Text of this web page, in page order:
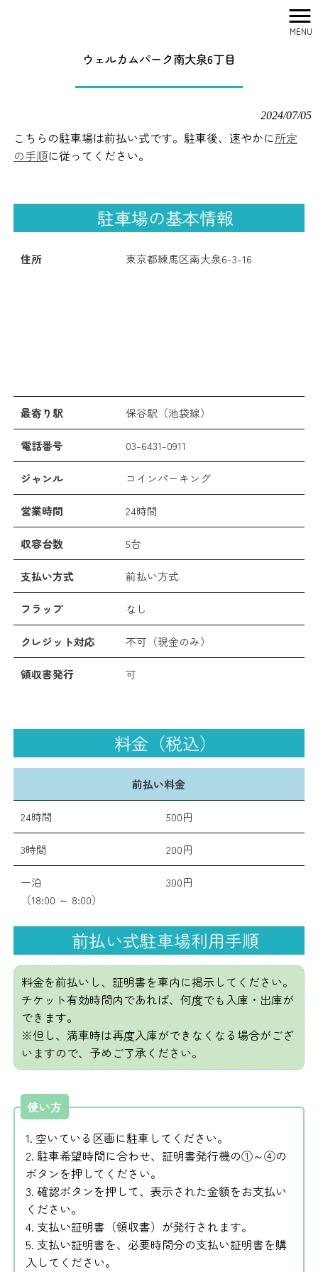
MENU
ウェルカムパーク南大泉6丁目
ウェルカムパーク南大泉6丁目
2024/07/05
こちらの駐車場は前払い式です。駐車後、速やかに所定
の手順に従ってください。
駐車場の基本情報
住所 東京都練馬区南大泉6-3-16
最寄り駅 保谷駅（池袋線）
電話番号 03-6431-0911
ジャンル コインパーキング
営業時間 24時間
収容台数 5台
支払い方式 前払い方式
フラップ なし
クレジット対応 不可（現金のみ）
領収書発行 可
料金（税込）
前払い料金
24時間 500円
3時間 200円
一泊
（18:00 ～ 8:00）
300円
前払い式駐車場利用手順
料金を前払いし、証明書を車内に掲示してください。
チケット有効時間内であれば、何度でも入庫・出庫が
できます。
※但し、満車時は再度入庫ができなくなる場合がござ
いますので、予めご了承ください。
使い方
1. 空いている区画に駐車してください。
2. 駐車希望時間に合わせ、証明書発行機の①～④の
ボタンを押してください。
3. 確認ボタンを押して、表示された金額をお支払い
ください。
4. 支払い証明書（領収書）が発行されます。
5. 支払い証明書を、必要時間分の支払い証明書を購
入してください。